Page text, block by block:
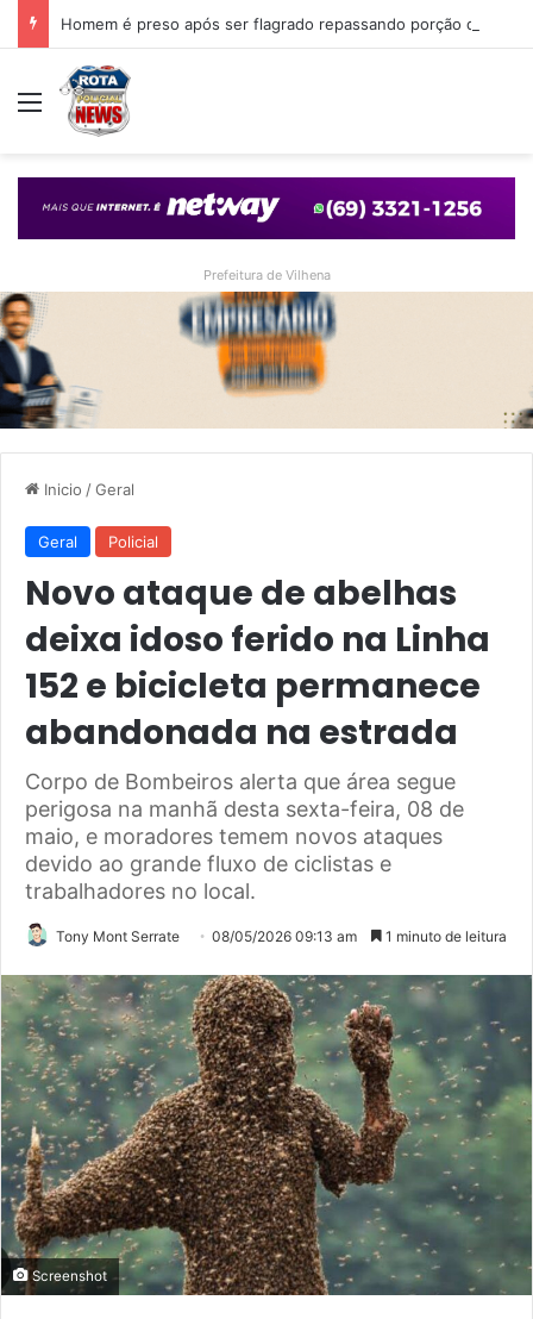
Menu
Prefeitura de Vilhena
Inicio /Geral
Geral Policial
Novo ataque de abelhas
deixa idoso ferido na Linha
152 e bicicleta permanece
abandonada na estrada
Corpo de Bombeiros alerta que área segue
perigosa na manhã desta sexta-feira, 08 de
maio, e moradores temem novos ataques
devido ao grande fluxo de ciclistas e
trabalhadores no local.
Tony Mont Serrate 08/05/2026 09:13 am 1 minuto de leitura
Screenshot